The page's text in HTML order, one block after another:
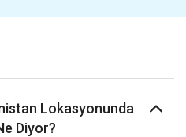
Lokasyonunda
Diyor?